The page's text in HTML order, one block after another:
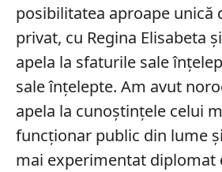
posibilitatea aproape unică
privat, cu Regina Elisabeta
apela la sfaturile sale
sale înțelepte. Am avut
apela la cunoștințele celui
funcționar public din lume
mai experimentat diplomat